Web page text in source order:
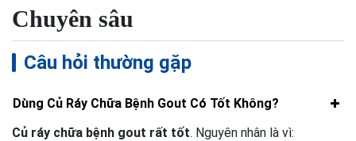
Chuyên sâu
Câu hỏi thường gặp
Dùng Củ Ráy Chữa Bệnh Gout Có Tốt Không?
Củ ráy chữa bệnh gout rất tốt. Nguyên nhân là vì: